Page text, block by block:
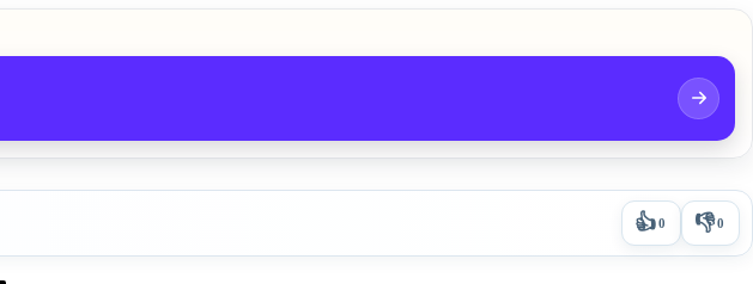
👍0 👎0